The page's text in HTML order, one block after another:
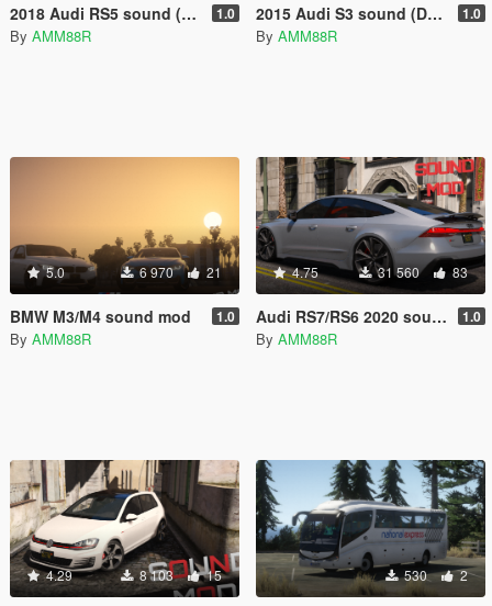
2018 Audi RS5 sound (DSG) 1.0
By AMM88R
2015 Audi S3 sound (DSG) 1.0
By AMM88R
5.0 6 970 21
BMW M3/M4 sound mod 1.0
By AMM88R
4.75 31 560 83
Audi RS7/RS6 2020 sound 1.0
By AMM88R
4.29 8 103 15 530 2